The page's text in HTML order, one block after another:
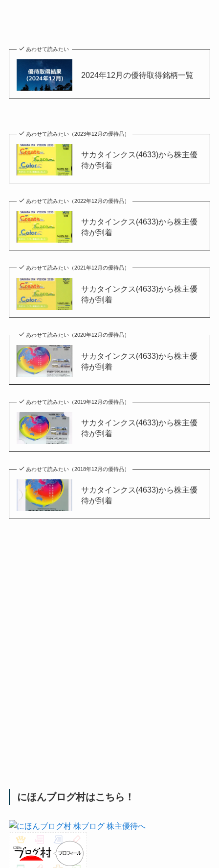
あわせて読みたい
2024年12月の優待取得銘柄一覧
あわせて読みたい（2023年12月の優待品）
サカタインクス(4633)から株主優
待が到着
あわせて読みたい（2022年12月の優待品）
サカタインクス(4633)から株主優
待が到着
あわせて読みたい（2021年12月の優待品）
サカタインクス(4633)から株主優
待が到着
あわせて読みたい（2020年12月の優待品）
サカタインクス(4633)から株主優
待が到着
あわせて読みたい（2019年12月の優待品）
サカタインクス(4633)から株主優
待が到着
あわせて読みたい（2018年12月の優待品）
サカタインクス(4633)から株主優
待が到着
にほんブログ村はこちら！